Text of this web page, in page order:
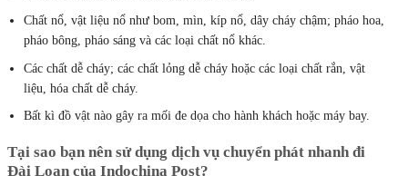
Chất nổ, vật liệu nổ như bom, mìn, kíp nổ, dây cháy chậm; pháo hoa,
pháo bông, pháo sáng và các loại chất nổ khác.
Các chất dễ cháy; các chất lỏng dễ cháy hoặc các loại chất rắn, vật
liệu, hóa chất dễ cháy.
Bất kì đồ vật nào gây ra mối đe dọa cho hành khách hoặc máy bay.
Tại sao bạn nên sử dụng dịch vụ chuyển phát nhanh đi
Đài Loan của Indochina Post?